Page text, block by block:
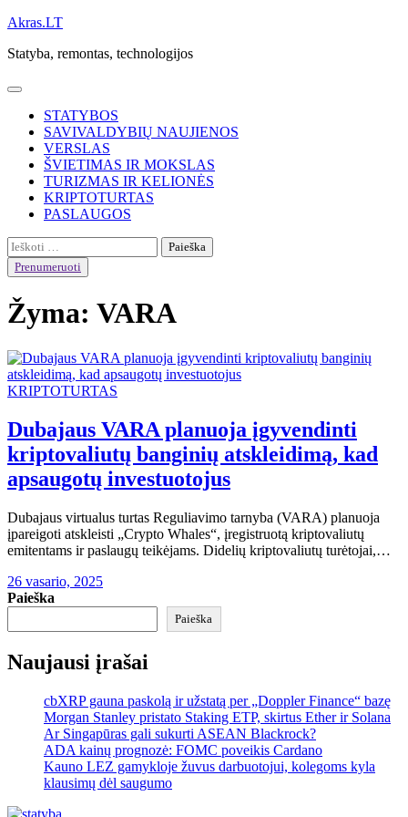
Skip
content
Akras.LT
Statyba, remontas, technologijos
STATYBOS
SAVIVALDYBIŲ NAUJIENOS
VERSLAS
ŠVIETIMAS IR MOKSLAS
TURIZMAS IR KELIONĖS
KRIPTOTURTAS
PASLAUGOS
Ieškoti:
Prenumeruoti
Žyma: VARA
KRIPTOTURTAS
Dubajaus VARA planuoja įgyvendinti
kriptovaliutų banginių atskleidimą, kad
apsaugotų investuotojus
Dubajaus virtualus turtas Reguliavimo tarnyba (VARA) planuoja
įpareigoti atskleisti „Crypto Whales“, įregistruotą kriptovaliutų
emitentams ir paslaugų teikėjams. Didelių kriptovaliutų turėtojai,…
26 vasario, 2025
Paieška
Paieška
Naujausi įrašai
cbXRP gauna paskolą ir užstatą per „Doppler Finance“ bazę
Morgan Stanley pristato Staking ETP, skirtus Ether ir Solana
Ar Singapūras gali sukurti ASEAN Blackrock?
ADA kainų prognozė: FOMC poveikis Cardano
Kauno LEZ gamykloje žuvus darbuotojui, kolegoms kyla
klausimų dėl saugumo